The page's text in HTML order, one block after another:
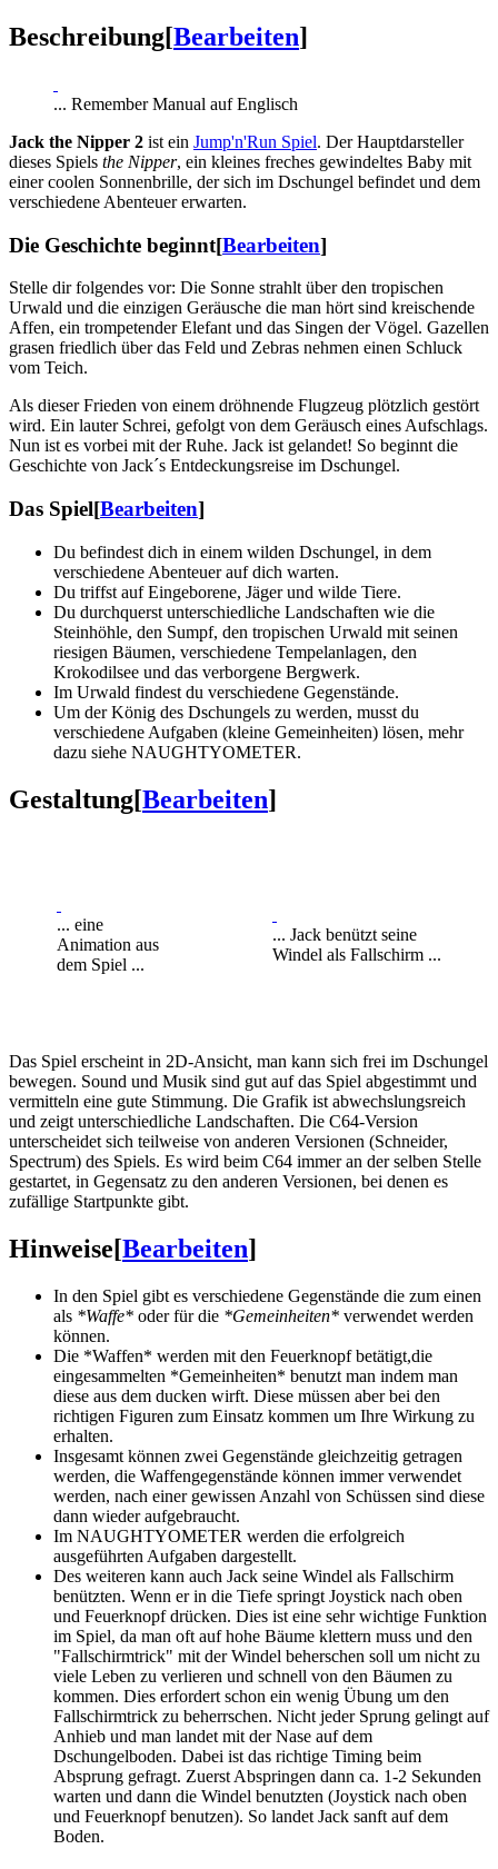
Beschreibung[Bearbeiten]
... Remember Manual auf Englisch
Jack the Nipper 2 ist ein Jump'n'Run Spiel. Der Hauptdarsteller
dieses Spiels the Nipper, ein kleines freches gewindeltes Baby mit
einer coolen Sonnenbrille, der sich im Dschungel befindet und dem
verschiedene Abenteuer erwarten.
Die Geschichte beginnt[Bearbeiten]
Stelle dir folgendes vor: Die Sonne strahlt über den tropischen
Urwald und die einzigen Geräusche die man hört sind kreischende
Affen, ein trompetender Elefant und das Singen der Vögel. Gazellen
grasen friedlich über das Feld und Zebras nehmen einen Schluck
vom Teich.
Als dieser Frieden von einem dröhnende Flugzeug plötzlich gestört
wird. Ein lauter Schrei, gefolgt von dem Geräusch eines Aufschlags.
Nun ist es vorbei mit der Ruhe. Jack ist gelandet! So beginnt die
Geschichte von Jack´s Entdeckungsreise im Dschungel.
Das Spiel[Bearbeiten]
Du befindest dich in einem wilden Dschungel, in dem
verschiedene Abenteuer auf dich warten.
Du triffst auf Eingeborene, Jäger und wilde Tiere.
Du durchquerst unterschiedliche Landschaften wie die
Steinhöhle, den Sumpf, den tropischen Urwald mit seinen
riesigen Bäumen, verschiedene Tempelanlagen, den
Krokodilsee und das verborgene Bergwerk.
Im Urwald findest du verschiedene Gegenstände.
Um der König des Dschungels zu werden, musst du
verschiedene Aufgaben (kleine Gemeinheiten) lösen, mehr
dazu siehe NAUGHTYOMETER.
Gestaltung[Bearbeiten]
... eine
Animation aus
dem Spiel ...
... Jack benützt seine
Windel als Fallschirm ...
Das Spiel erscheint in 2D-Ansicht, man kann sich frei im Dschungel
bewegen. Sound und Musik sind gut auf das Spiel abgestimmt und
vermitteln eine gute Stimmung. Die Grafik ist abwechslungsreich
und zeigt unterschiedliche Landschaften. Die C64-Version
unterscheidet sich teilweise von anderen Versionen (Schneider,
Spectrum) des Spiels. Es wird beim C64 immer an der selben Stelle
gestartet, in Gegensatz zu den anderen Versionen, bei denen es
zufällige Startpunkte gibt.
Hinweise[Bearbeiten]
In den Spiel gibt es verschiedene Gegenstände die zum einen
als *Waffe* oder für die *Gemeinheiten* verwendet werden
können.
Die *Waffen* werden mit den Feuerknopf betätigt,die
eingesammelten *Gemeinheiten* benutzt man indem man
diese aus dem ducken wirft. Diese müssen aber bei den
richtigen Figuren zum Einsatz kommen um Ihre Wirkung zu
erhalten.
Insgesamt können zwei Gegenstände gleichzeitig getragen
werden, die Waffengegenstände können immer verwendet
werden, nach einer gewissen Anzahl von Schüssen sind diese
dann wieder aufgebraucht.
Im NAUGHTYOMETER werden die erfolgreich
ausgeführten Aufgaben dargestellt.
Des weiteren kann auch Jack seine Windel als Fallschirm
benützten. Wenn er in die Tiefe springt Joystick nach oben
und Feuerknopf drücken. Dies ist eine sehr wichtige Funktion
im Spiel, da man oft auf hohe Bäume klettern muss und den
"Fallschirmtrick" mit der Windel beherschen soll um nicht zu
viele Leben zu verlieren und schnell von den Bäumen zu
kommen. Dies erfordert schon ein wenig Übung um den
Fallschirmtrick zu beherrschen. Nicht jeder Sprung gelingt auf
Anhieb und man landet mit der Nase auf dem
Dschungelboden. Dabei ist das richtige Timing beim
Absprung gefragt. Zuerst Abspringen dann ca. 1-2 Sekunden
warten und dann die Windel benutzten (Joystick nach oben
und Feuerknopf benutzen). So landet Jack sanft auf dem
Boden.